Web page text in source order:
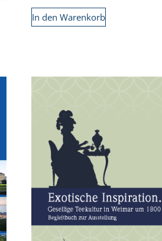
In den Warenkorb